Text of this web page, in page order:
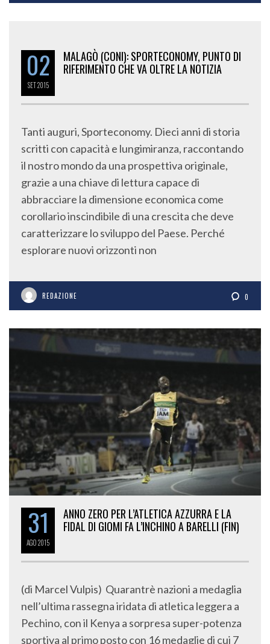
02
SET2015
MALAGÒ (CONI): SPORTECONOMY, PUNTO DI
RIFERIMENTO CHE VA OLTRE LA NOTIZIA
Tanti auguri, Sporteconomy. Dieci anni di storia
scritti con capacità e lungimiranza, raccontando
il nostro mondo da una prospettiva originale,
grazie a una chiave di lettura capace di
abbracciare la dimensione economica come
corollario inscindibile di una crescita che deve
caratterizzare lo sviluppo del Paese. Perché
esplorare nuovi orizzonti non
REDAZIONE 0
31
AGO2015
ANNO ZERO PER L’ATLETICA AZZURRA E LA
FIDAL DI GIOMI FA L’INCHINO A BARELLI (FIN)
(di Marcel Vulpis) Quarantrè nazioni a medaglia
nell’ultima rassegna iridata di atletica leggera a
Pechino, con il Kenya a sorpresa super-potenza
sportiva al primo posto con 16 medaglie di cui 7